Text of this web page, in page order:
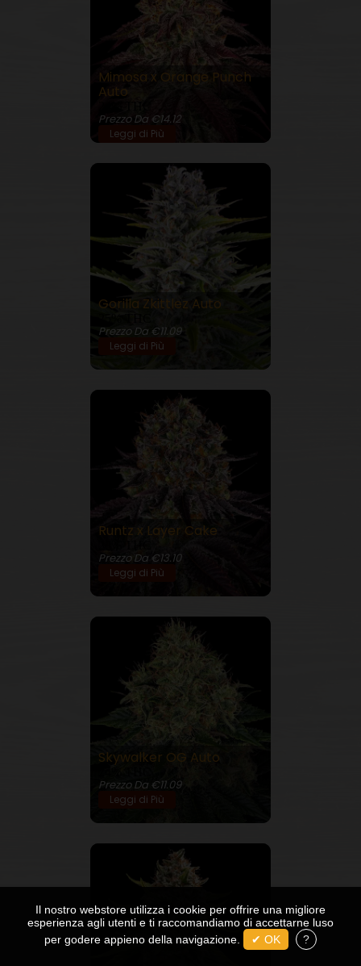
Mimosa x Orange Punch
Auto
Prezzo Da €14.12
Leggi di Più
Gorilla Zkittlez Auto
Prezzo Da €11.09
Leggi di Più
Runtz x Layer Cake
Prezzo Da €13.10
Leggi di Più
Skywalker OG Auto
Prezzo Da €11.09
Leggi di Più
Il nostro webstore utilizza i cookie per offrire una migliore
esperienza agli utenti e ti raccomandiamo di accettarne luso
per godere appieno della navigazione.
✔ OK ?